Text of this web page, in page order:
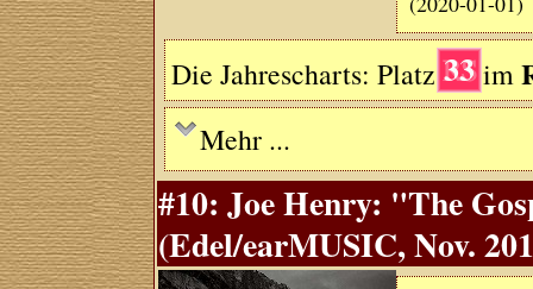
Die Jahrescharts: Platz 33 im
Mehr ...
#10: Joe Henry: "The
(Edel/earMUSIC, Nov.